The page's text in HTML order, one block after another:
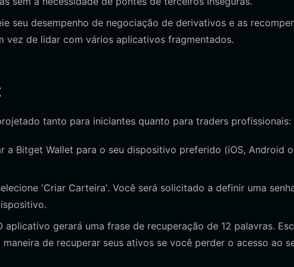
seu desempenho de negociação de derivativos e as
vez de lidar com vários aplicativos fragmentados.
tanto para iniciantes quanto para traders profissionais:
a Bitget Wallet para o seu dispositivo preferido (iOS, Android
'Criar Carteira'. Você será solicitado a definir uma
aplicativo gerará uma frase de recuperação de 12 palavras.
de recuperar seus ativos se você perder o acesso ao